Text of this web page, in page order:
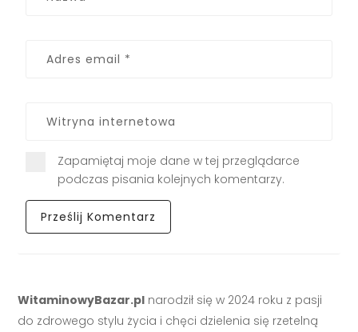
Zapamiętaj moje dane w tej przeglądarce
podczas pisania kolejnych komentarzy.
WitaminowyBazar.pl narodził się w 2024 roku z pasji
do zdrowego stylu życia i chęci dzielenia się rzetelną